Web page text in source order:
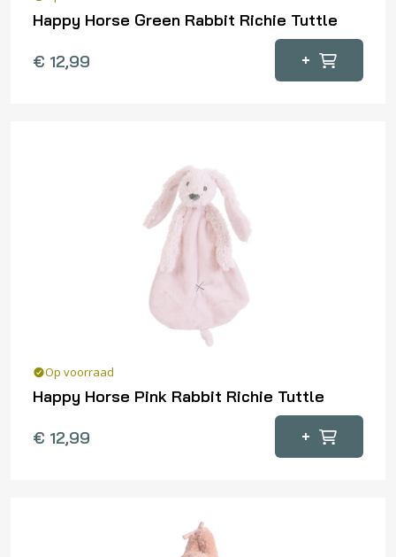
Happy Horse Green Rabbit Richie Tuttle
€ 12,99 +
Op voorraad
Happy Horse Pink Rabbit Richie Tuttle
€ 12,99 +